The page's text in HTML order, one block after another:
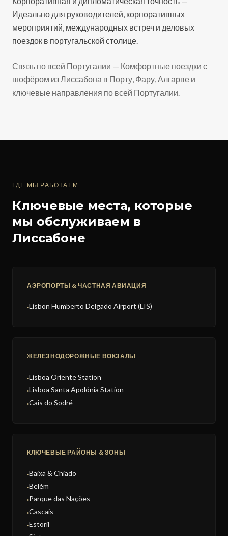
Идеально для руководителей, корпоративных
мероприятий, международных встреч и деловых
поездок в португальской столице.
Связь по всей Португалии — Комфортные поездки с
шофёром из Лиссабона в Порту, Фару, Алгарве и
ключевые направления по всей Португалии.
ГДЕ МЫ РАБОТАЕМ
Ключевые места, которые
мы обслуживаем в
Лиссабоне
АЭРОПОРТЫ & ЧАСТНАЯ АВИАЦИЯ
●Lisbon Humberto Delgado Airport (LIS)
ЖЕЛЕЗНОДОРОЖНЫЕ ВОКЗАЛЫ
●Lisboa Oriente Station
●Lisboa Santa Apolónia Station
●Cais do Sodré
КЛЮЧЕВЫЕ РАЙОНЫ & ЗОНЫ
●Baixa & Chiado
●Belém
●Parque das Nações
●Cascais
●Estoril